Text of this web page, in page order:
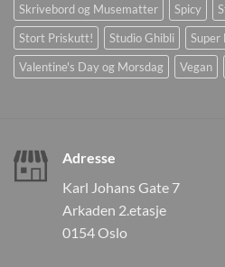
Skrivebord og Musematter
Spicy
Stort Priskutt!
Studio Ghibli Super
Valentine's Day og Morsdag
Vegan
Adresse
Karl Johans Gate 7
Arkaden 2.etasje
0154 Oslo